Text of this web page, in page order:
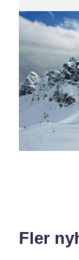
Fler